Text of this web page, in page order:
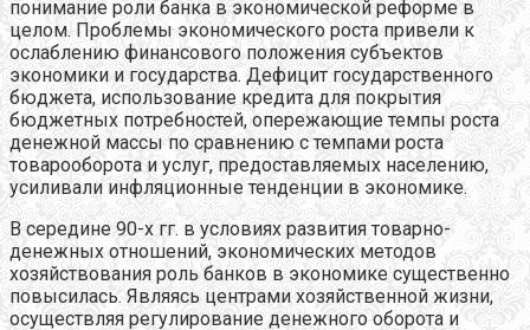
понимание роли банка в экономической реформе в
целом. Проблемы экономического роста привели к
ослаблению финансового положения субъектов
экономики и государства. Дефицит государственного
бюджета, использование кредита для покрытия
бюджетных потребностей, опережающие темпы роста
денежной массы по сравнению с темпами роста
товарооборота и услуг, предоставляемых населению,
усиливали инфляционные тенденции в экономике.
В середине 90-х гг. в условиях развития товарно-
денежных отношений, экономических методов
хозяйствования роль банков в экономике существенно
повысилась. Являясь центрами хозяйственной жизни,
осуществляя регулирование денежного оборота и